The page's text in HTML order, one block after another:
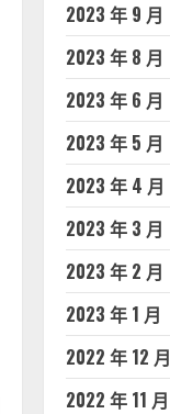
2023 年 9 月
2023 年 8 月
2023 年 6 月
2023 年 5 月
2023 年 4 月
2023 年 3 月
2023 年 2 月
2023 年 1 月
2022 年 12 月
2022 年 11 月